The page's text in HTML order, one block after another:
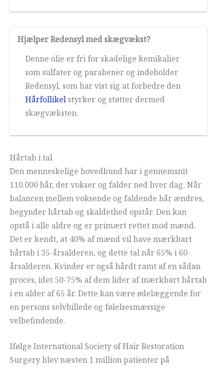
Hjælper Redensyl med skægvækst?
Denne olie er fri for skadelige kemikalier
som sulfater og parabener og indeholder
Redensyl, som har vist sig at forbedre den
Hårfollikel styrker og støtter dermed
skægvæksten.
Hårtab i tal
Den menneskelige hovedbund har i gennemsnit
110.000 hår, der vokser og falder ned hver dag. Når
balancen mellem voksende og faldende hår ændres,
begynder hårtab og skaldethed opstår. Den kan
opstå i alle aldre og er primært rettet mod mænd.
Det er kendt, at 40% af mænd vil have mærkbart
hårtab i 35-årsalderen, og dette tal når 65% i 60-
årsalderen. Kvinder er også hårdt ramt af en sådan
proces, idet 50-75% af dem lider af mærkbart hårtab
i en alder af 65 år. Dette kan være ødelæggende for
en persons selvbillede og følelsesmæssige
velbefindende.
Ifølge International Society of Hair Restoration
Surgery blev næsten 1 million patienter på